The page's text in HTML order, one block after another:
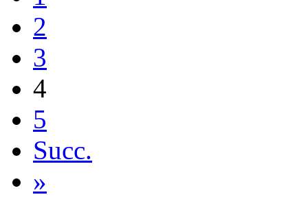
2
3
4
5
Succ.
»